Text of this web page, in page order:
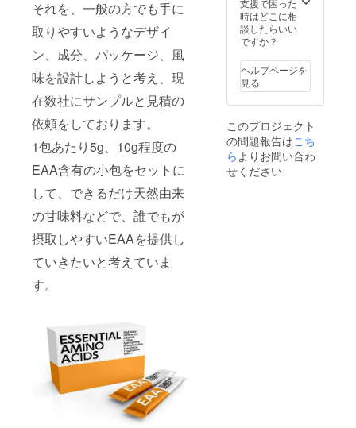
それを、一般の方でも手に
取りやすいようなデザイ
ン、成分、パッケージ、風
味を設計しようと考え、現
在数社にサンプルと見積の
依頼をしております。
1包あたり5g、10g程度の
EAA含有の小包をセットに
して、できるだけ天然由来
の甘味料などで、誰でもが
摂取しやすいEAAを提供し
ていきたいと考えていま
す。
豚バラ
ペン
ケース
をプレ
ゼン
ト！
支援で困った
時はどこに相
談したらいい
ですか？
ヘルプページを
見る
このプロジェクト
の問題報告はこち
らよりお問い合わ
せください